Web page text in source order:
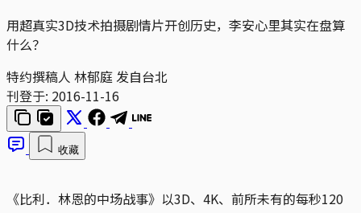
用超真实3D技术拍摄剧情片开创历史，李安心里其实在盘算
什么？
特约撰稿人 林郁庭 发自台北
刊登于: 2016-11-16
收藏
《比利．林恩的中场战事》以3D、4K、前所未有的每秒120